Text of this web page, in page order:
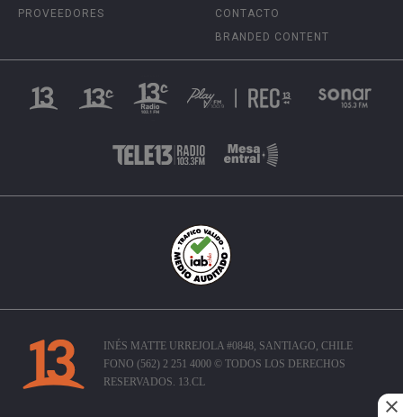
PROVEEDORES
CONTACTO
BRANDED CONTENT
INÉS MATTE URREJOLA #0848, SANTIAGO, CHILE
FONO (562) 2 251 4000 © TODOS LOS DERECHOS
RESERVADOS. 13.CL